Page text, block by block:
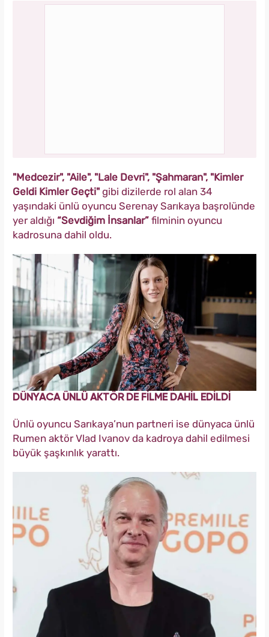
"Medcezir", "Aile", "Lale Devri", "Şahmaran", "Kimler
Geldi Kimler Geçti" gibi dizilerde rol alan 34
yaşındaki ünlü oyuncu Serenay Sarıkaya başrolünde
yer aldığı “Sevdiğim İnsanlar” filminin oyuncu
kadrosuna dahil oldu.
DÜNYACA ÜNLÜ AKTÖR DE FİLME DAHİL EDİLDİ
Ünlü oyuncu Sarıkaya’nun partneri ise dünyaca ünlü
Rumen aktör Vlad Ivanov da kadroya dahil edilmesi
büyük şaşkınlık yarattı.